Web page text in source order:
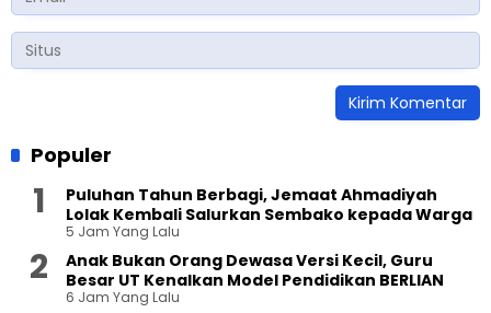
Populer
Puluhan Tahun Berbagi, Jemaat Ahmadiyah
Lolak Kembali Salurkan Sembako kepada Warga
5 Jam Yang Lalu
Anak Bukan Orang Dewasa Versi Kecil, Guru
Besar UT Kenalkan Model Pendidikan BERLIAN
6 Jam Yang Lalu